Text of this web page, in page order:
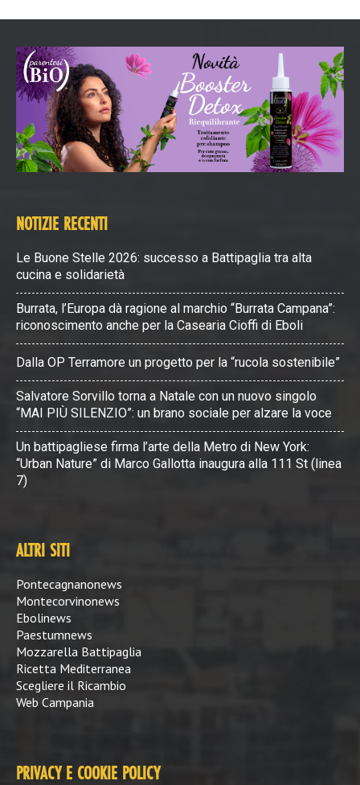
NOTIZIE RECENTI
Le Buone Stelle 2026: successo a Battipaglia tra alta
cucina e solidarietà
Burrata, l’Europa dà ragione al marchio “Burrata Campana”:
riconoscimento anche per la Casearia Cioffi di Eboli
Dalla OP Terramore un progetto per la “rucola sostenibile”
Salvatore Sorvillo torna a Natale con un nuovo singolo
“MAI PIÙ SILENZIO”: un brano sociale per alzare la voce
Un battipagliese firma l’arte della Metro di New York:
“Urban Nature” di Marco Gallotta inaugura alla 111 St (linea
7)
ALTRI SITI
Pontecagnanonews
Montecorvinonews
Ebolinews
Paestumnews
Mozzarella Battipaglia
Ricetta Mediterranea
Scegliere il Ricambio
Web Campania
PRIVACY E COOKIE POLICY